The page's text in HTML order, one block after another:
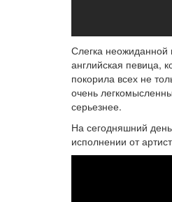
Слегка
английская певица,
покорила всех не
очень
серьезнее.
На сегодняшний
исполнении от